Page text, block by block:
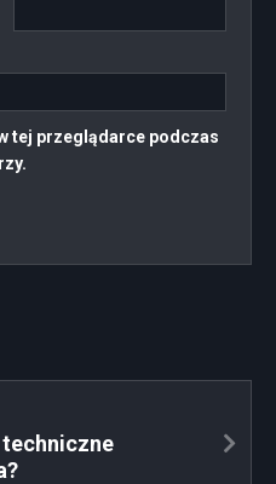
tej przeglądarce podczas
techniczne